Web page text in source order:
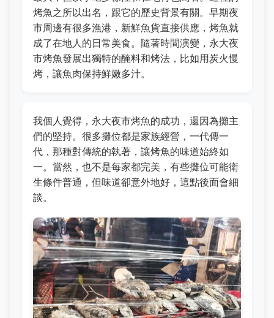
烤魚之所以出名，跟它的歷史背景有關。早期夜
市周邊有很多漁港，新鮮魚貨直接供應，烤魚就
成了在地人的日常美食。隨著時間演變，永大夜
市烤魚發展出獨特的醃料和烤法，比如用炭火慢
烤，讓魚肉保持鮮嫩多汁。
我個人覺得，永大夜市烤魚的成功，還因為攤主
們的堅持。很多攤位都是家族經營，一代傳一
代，那種對傳統的執著，讓烤魚的味道始終如
一。當然，也不是每家都完美，有些攤位可能衛
生條件普通，但味道卻意外地好，這點後面會細
談。